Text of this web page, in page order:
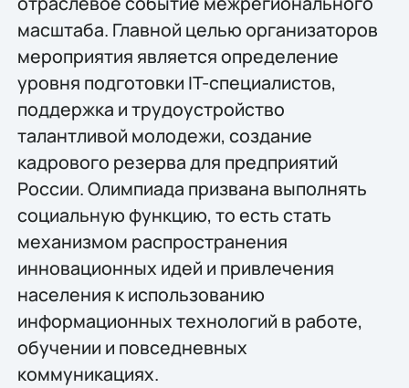
масштаба. Главной целью организаторов
мероприятия является определение
уровня подготовки IT-специалистов,
поддержка и трудоустройство
талантливой молодежи, создание
кадрового резерва для предприятий
России. Олимпиада призвана выполнять
социальную функцию, то есть стать
механизмом распространения
инновационных идей и привлечения
населения к использованию
информационных технологий в работе,
обучении и повседневных
коммуникациях.